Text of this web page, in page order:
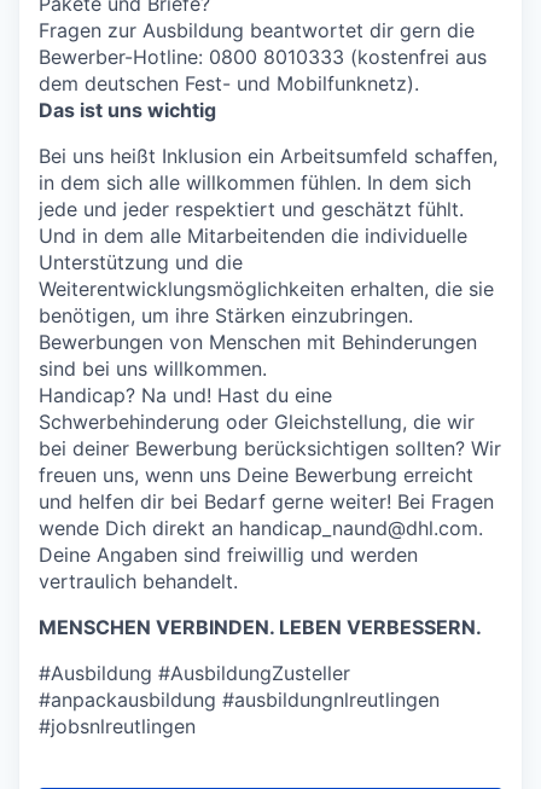
Fragen zur Ausbildung beantwortet dir gern die
Bewerber-Hotline: 0800 8010333 (kostenfrei aus
dem deutschen Fest- und Mobilfunknetz).
Das ist uns wichtig
Bei uns heißt Inklusion ein Arbeitsumfeld schaffen,
in dem sich alle willkommen fühlen. In dem sich
jede und jeder respektiert und geschätzt fühlt.
Und in dem alle Mitarbeitenden die individuelle
Unterstützung und die
Weiterentwicklungsmöglichkeiten erhalten, die sie
benötigen, um ihre Stärken einzubringen.
Bewerbungen von Menschen mit Behinderungen
sind bei uns willkommen.
Handicap? Na und! Hast du eine
Schwerbehinderung oder Gleichstellung, die wir
bei deiner Bewerbung berücksichtigen sollten? Wir
freuen uns, wenn uns Deine Bewerbung erreicht
und helfen dir bei Bedarf gerne weiter! Bei Fragen
wende Dich direkt an handicap_naund@dhl.com.
Deine Angaben sind freiwillig und werden
vertraulich behandelt.
MENSCHEN VERBINDEN. LEBEN VERBESSERN.
#Ausbildung #AusbildungZusteller
#anpackausbildung #ausbildungnlreutlingen
#jobsnlreutlingen